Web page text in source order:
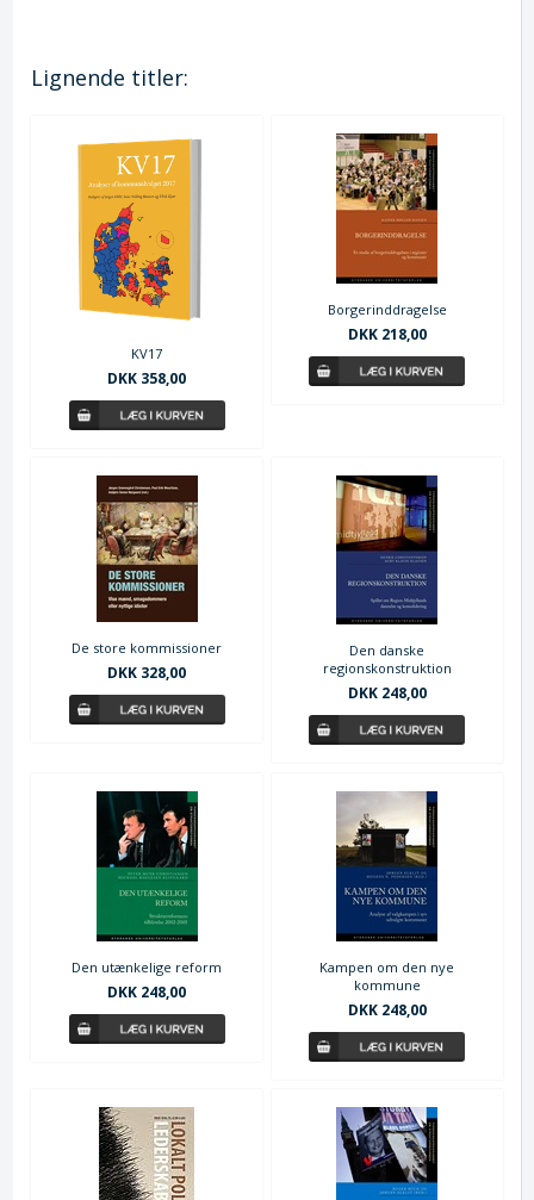
Lignende titler:
KV17
DKK 358,00
Borgerinddragelse
DKK 218,00
De store kommissioner
DKK 328,00
Den danske
regionskonstruktion
DKK 248,00
Den utænkelige reform
DKK 248,00
Kampen om den nye
kommune
DKK 248,00